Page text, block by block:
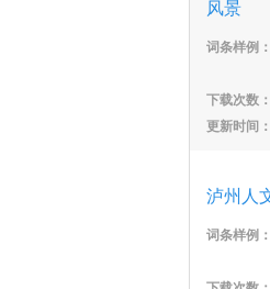
风景
词条样例：
下载次数：
更新时间：
泸州人
词条样例：